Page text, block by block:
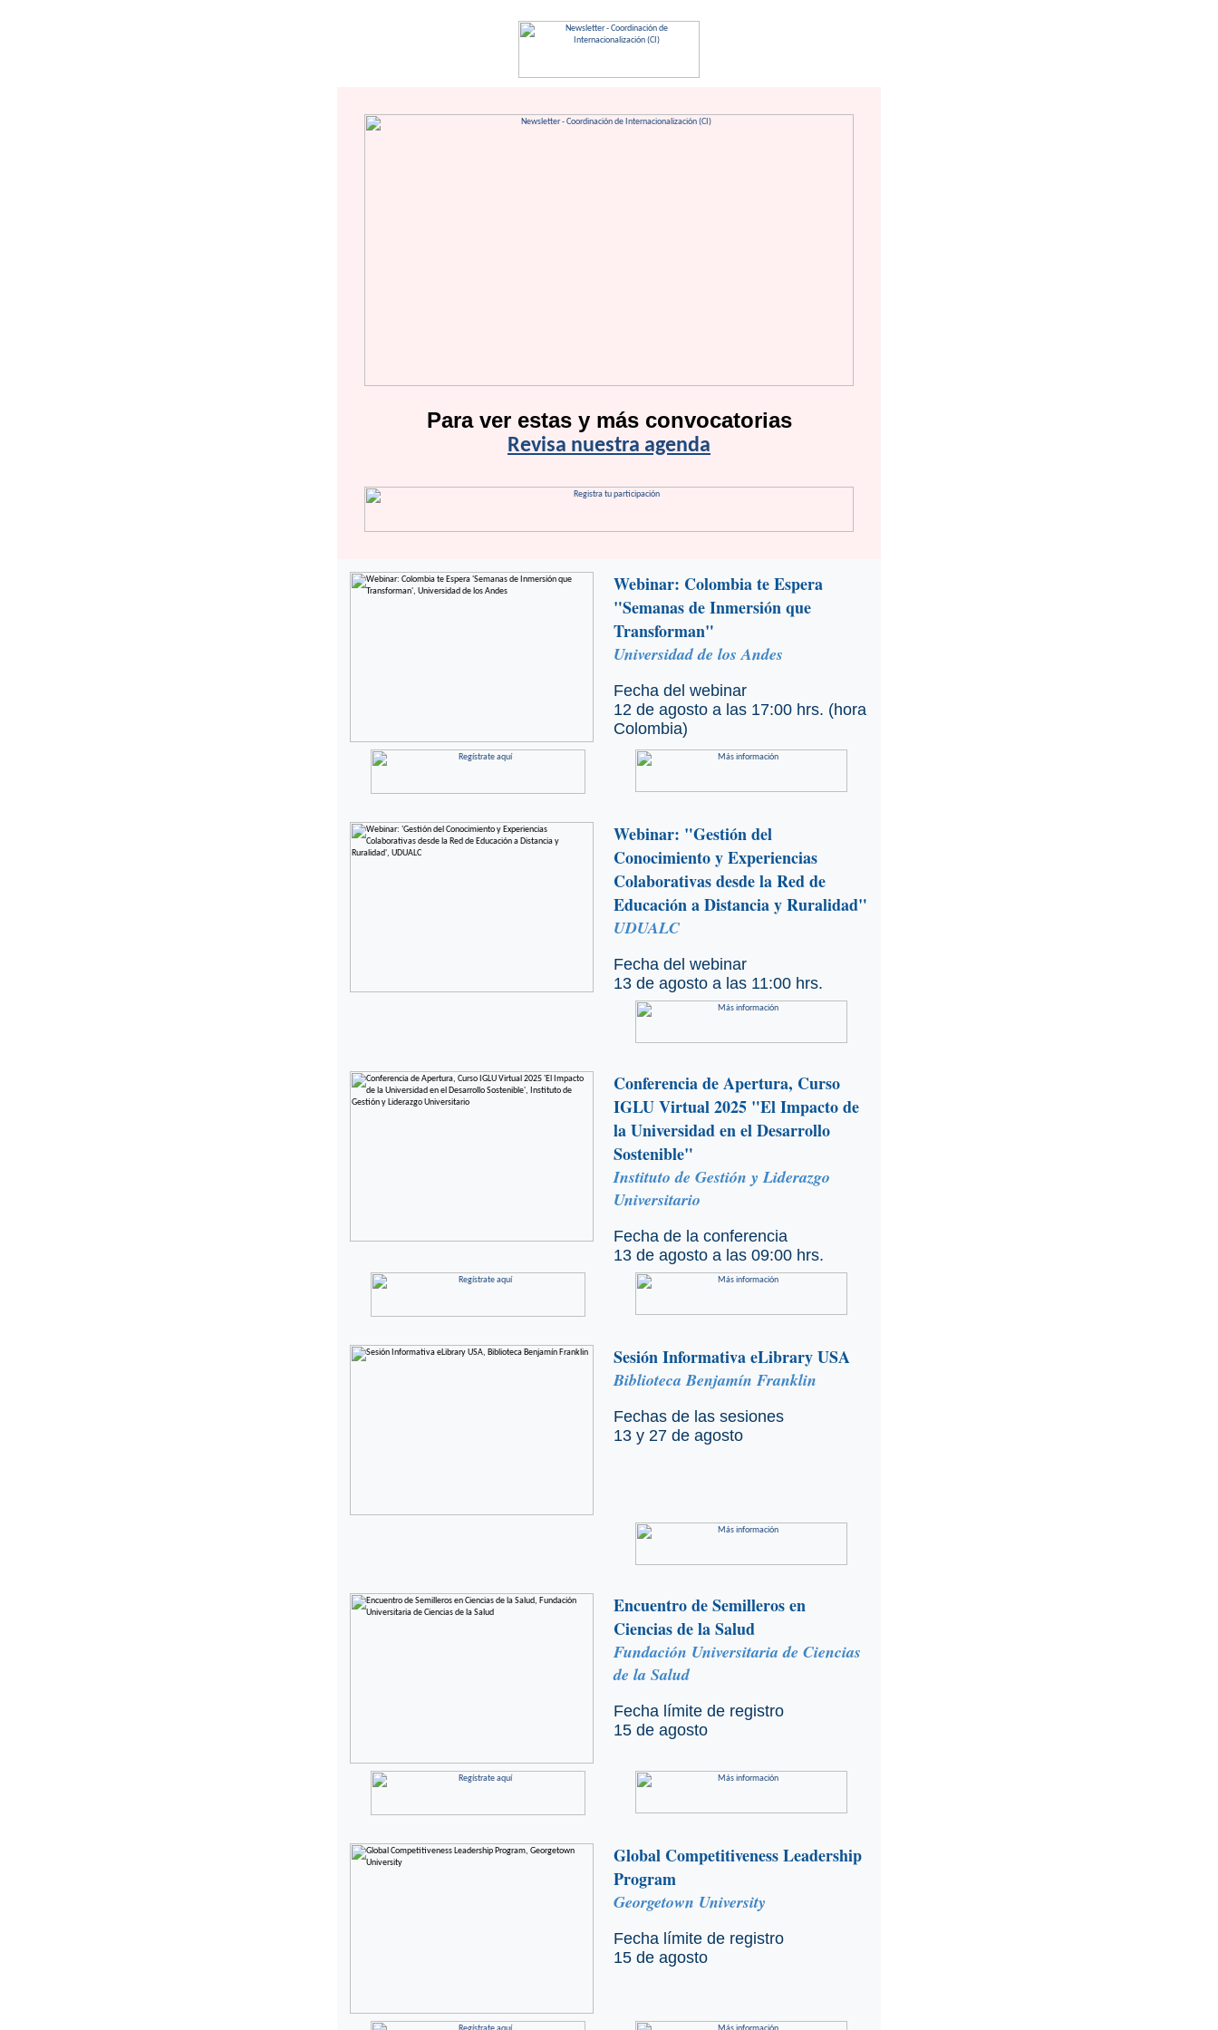
Para ver estas y más convocatorias
Revisa nuestra agenda
Webinar: Colombia te Espera
"Semanas de Inmersión que
Transforman"
Universidad de los Andes
Fecha del webinar
12 de agosto a las 17:00 hrs. (hora
Colombia)
Webinar: "Gestión del
Conocimiento y Experiencias
Colaborativas desde la Red de
Educación a Distancia y Ruralidad"
UDUALC
Fecha del webinar
13 de agosto a las 11:00 hrs.
Conferencia de Apertura, Curso
IGLU Virtual 2025 "El Impacto de
la Universidad en el Desarrollo
Sostenible"
Instituto de Gestión y Liderazgo
Universitario
Fecha de la conferencia
13 de agosto a las 09:00 hrs.
Sesión Informativa eLibrary USA
Biblioteca Benjamín Franklin
Fechas de las sesiones
13 y 27 de agosto
Encuentro de Semilleros en
Ciencias de la Salud
Fundación Universitaria de Ciencias
de la Salud
Fecha límite de registro
15 de agosto
Global Competitiveness Leadership
Program
Georgetown University
Fecha límite de registro
15 de agosto